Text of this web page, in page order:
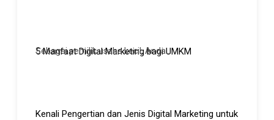
5 Manfaat Digital Marketing bagi UMKM
Sebagai pemilik usaha kecil, Anda...
Kenali Pengertian dan Jenis Digital Marketing untuk